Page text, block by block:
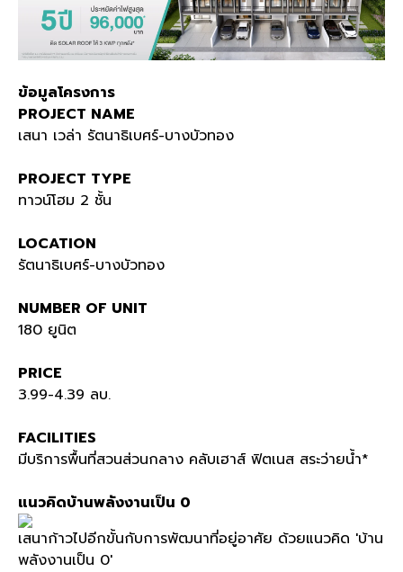
ข้อมูลโครงการ
PROJECT NAME
เสนา เวล่า รัตนาธิเบศร์-บางบัวทอง
PROJECT TYPE
ทาวน์โฮม 2 ชั้น
LOCATION
รัตนาธิเบศร์-บางบัวทอง
NUMBER OF UNIT
180 ยูนิต
PRICE
3.99-4.39 ลบ.
FACILITIES
มีบริการพื้นที่สวนส่วนกลาง คลับเฮาส์ ฟิตเนส สระว่ายน้ำ*
แนวคิดบ้านพลังงานเป็น 0
เสนาก้าวไปอีกขั้นกับการพัฒนาที่อยู่อาศัย ด้วยแนวคิด 'บ้าน
พลังงานเป็น 0'